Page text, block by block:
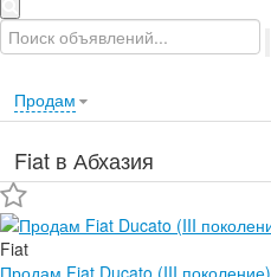
Продам
Fiat в Абхазия
Fiat
Продам Fiat Ducato (III поколение)